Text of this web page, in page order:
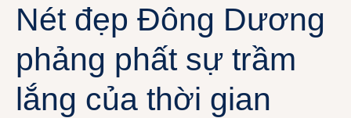
Nét đẹp Đông Dương
phảng phất sự trầm
lắng của thời gian